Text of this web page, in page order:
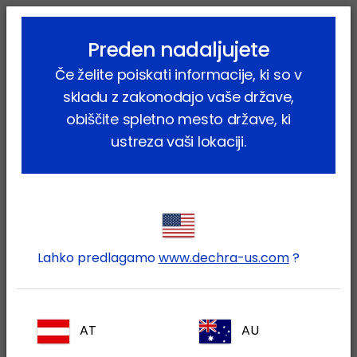
lock_outline search menu
lockPrijavite se v svoj Dechra
Preden nadaljujete
Če želite poiskati informacije, ki so v
skladu z zakonodajo vaše države,
obiščite spletno mesto države, ki
ustreza vaši lokaciji.
Lahko predlagamowww.dechra-us.com?
AT AU